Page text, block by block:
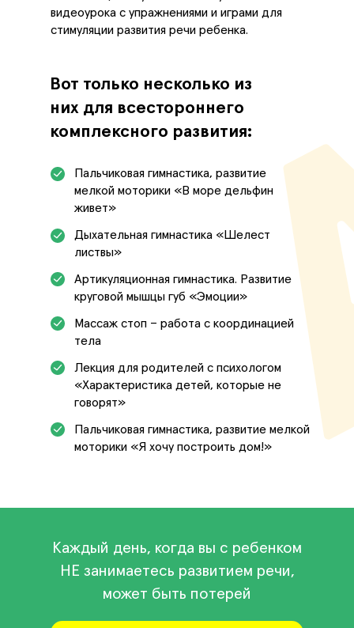
видеоурока с упражнениями и играми для
стимуляции развития речи ребенка.
Вот только несколько из
них для всестороннего
комплексного развития:
Пальчиковая гимнастика, развитие
мелкой моторики «‎В море дельфин
живет»‎
Дыхательная гимнастика «‎Шелест
листвы»‎
Артикуляционная гимнастика. Развитие
круговой мышцы губ «‎Эмоции»‎
Лекция для родителей с психологом
«‎Характеристика детей, которые не
говорят»‎
Массаж стоп – работа с координацией
тела
Пальчиковая гимнастика, развитие мелкой
моторики «‎Я хочу построить дом!»‎
Каждый день, когда вы с ребенком
НЕ занимаетесь развитием речи,
может быть потерей